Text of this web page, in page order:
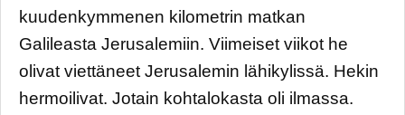
kuudenkymmenen kilometrin matkan
Galileasta Jerusalemiin. Viimeiset viikot he
olivat viettäneet Jerusalemin lähikylissä. Hekin
hermoilivat. Jotain kohtalokasta oli ilmassa.